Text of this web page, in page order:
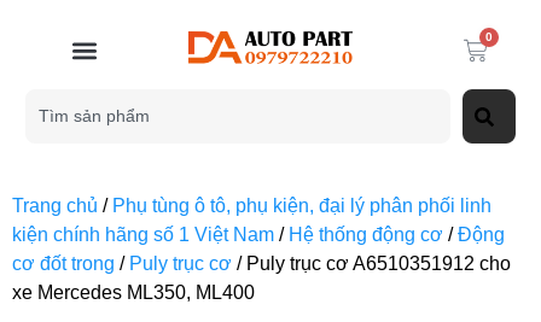
0
Trang chủ / Phụ tùng ô tô, phụ kiện, đại lý phân phối linh
kiện chính hãng số 1 Việt Nam / Hệ thống động cơ /Động
cơ đốt trong / Puly trục cơ / Puly trục cơ A6510351912 cho
xe Mercedes ML350, ML400